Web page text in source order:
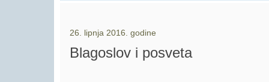
26. lipnja 2016. godine
Blagoslov i posveta